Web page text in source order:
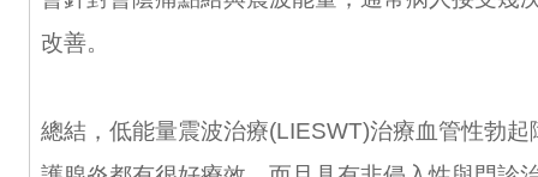
改善。
總結，低能量震波治療(LIESWT)治療血管性勃起